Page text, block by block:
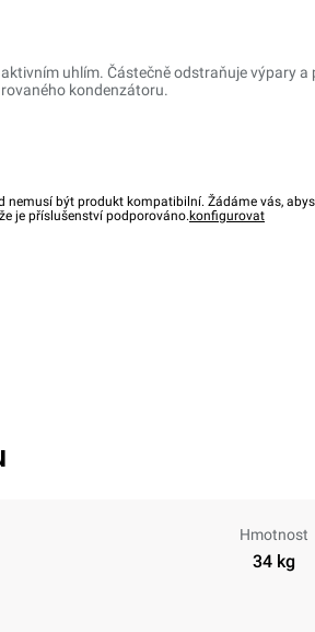
uhlím. Částečně odstraňuje výpary a
kondenzátoru.
nemusí být produkt kompatibilní. Žádáme vás,
je příslušenství podporováno. konfigurovat
Hmotnost
34 kg